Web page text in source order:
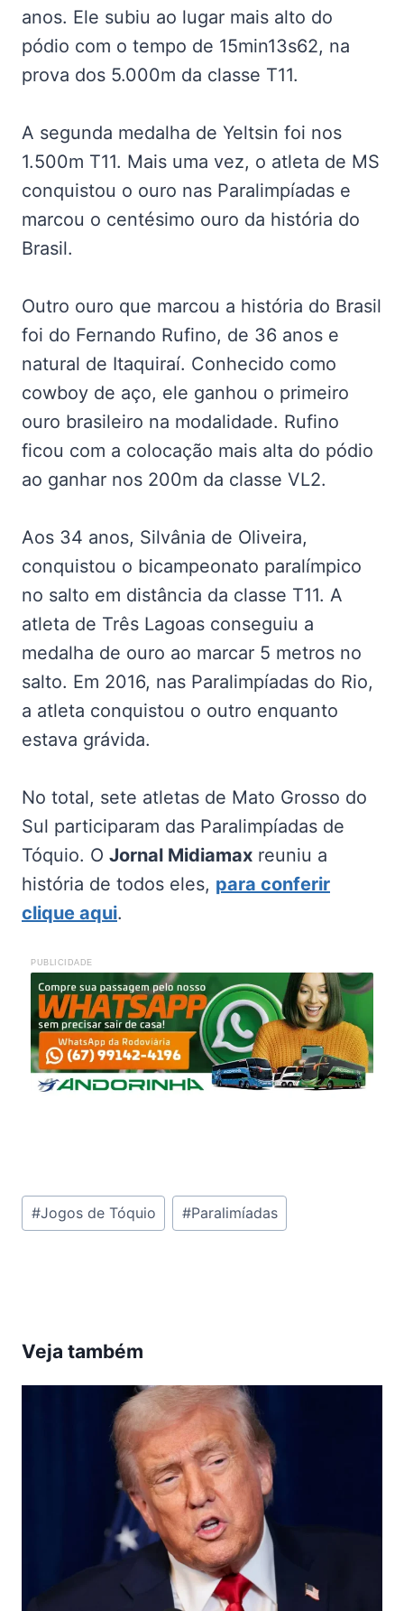
anos. Ele subiu ao lugar mais alto do
pódio com o tempo de 15min13s62, na
prova dos 5.000m da classe T11.
A segunda medalha de Yeltsin foi nos
1.500m T11. Mais uma vez, o atleta de MS
conquistou o ouro nas Paralimpíadas e
marcou o centésimo ouro da história do
Brasil.
Outro ouro que marcou a história do Brasil
foi do Fernando Rufino, de 36 anos e
natural de Itaquiraí. Conhecido como
cowboy de aço, ele ganhou o primeiro
ouro brasileiro na modalidade. Rufino
ficou com a colocação mais alta do pódio
ao ganhar nos 200m da classe VL2.
Aos 34 anos, Silvânia de Oliveira,
conquistou o bicampeonato paralímpico
no salto em distância da classe T11. A
atleta de Três Lagoas conseguiu a
medalha de ouro ao marcar 5 metros no
salto. Em 2016, nas Paralimpíadas do Rio,
a atleta conquistou o outro enquanto
estava grávida.
No total, sete atletas de Mato Grosso do
Sul participaram das Paralimpíadas de
Tóquio. O Jornal Midiamax reuniu a
história de todos eles, para conferir
clique aqui.
PUBLICIDADE
Tags
do
#Jogos de Tóquio #Paralimíadas
Veja também